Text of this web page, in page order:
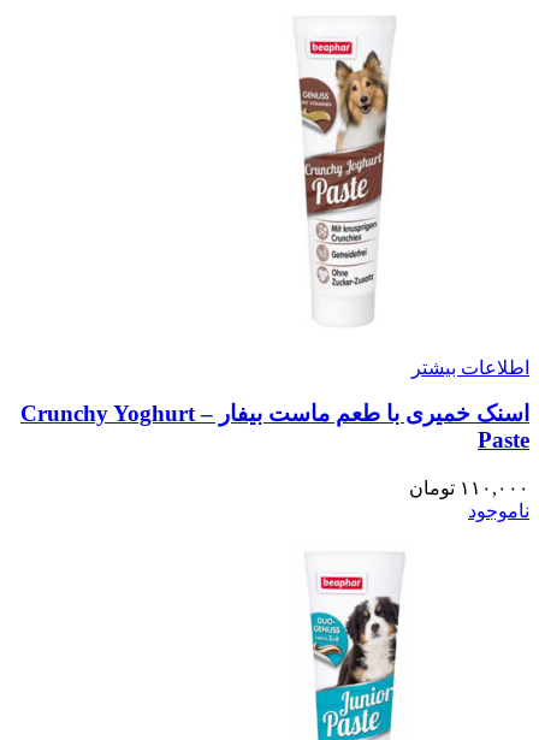
اطلاعات بیشتر
اسنک خمیری با طعم ماست بیفار – Crunchy Yoghurt
Paste
۱۱۰,۰۰۰ تومان
ناموجود